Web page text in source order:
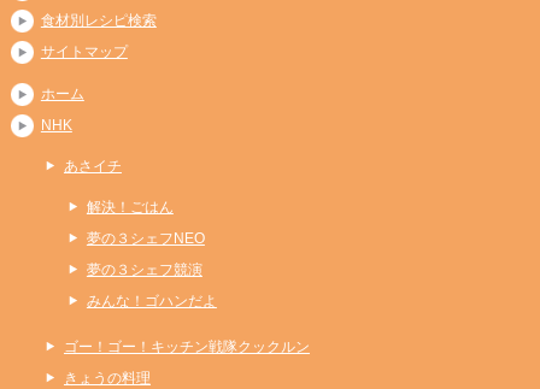
食材別レシピ検索
サイトマップ
ホーム
NHK
あさイチ
解決！ごはん
夢の３シェフNEO
夢の３シェフ競演
みんな！ゴハンだよ
ゴー！ゴー！キッチン戦隊クックルン
きょうの料理